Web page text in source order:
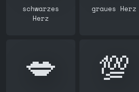
schwarzes
Herz
graues Herz
💋 💯